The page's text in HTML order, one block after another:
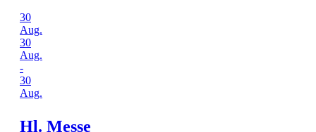
30
Aug.
30
Aug.
-
30
Aug.
Hl. Mes­se